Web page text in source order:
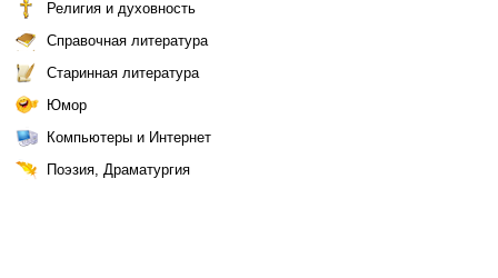
Религия и духовность
Справочная литература
Старинная литература
Юмор
Компьютеры и Интернет
Поэзия, Драматургия